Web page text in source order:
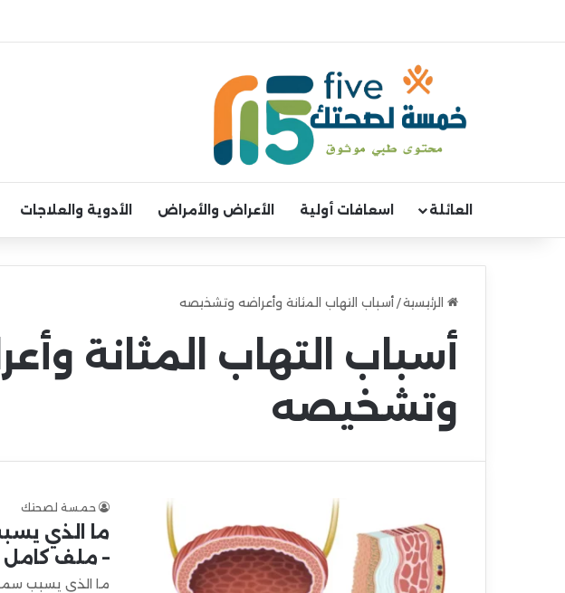
العائلة اسعافات أولية الأعراض والأمراض الأدوية والعلاجات
الرئيسية/ أسباب التهاب المثانة وأعراضه وتشخيصه
أسباب التهاب المثانة
وتشخيصه
حمسة لصحتك
ما الذي
– ملف كامل
ما الذي يسبب سمك